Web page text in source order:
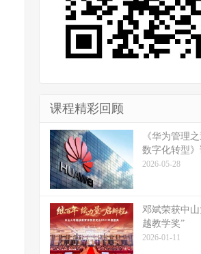
课程精彩回顾
《华为管理
数字化转型》
2026-05-28
邓斌荣获中山
越教学奖”
2026-01-11